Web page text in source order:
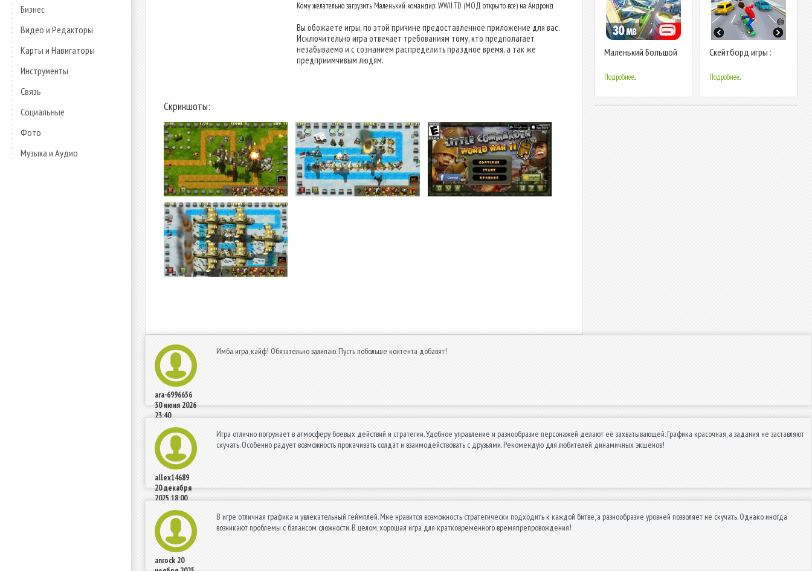
Бизнес
Видео и Редакторы
Карты и Навигаторы
Инструменты
Связь
Социальные
Фото
Музыка и Аудио
Кому желательно загрузить Маленький командир: WWII TD (МОД открыто все) на Андроид
Вы обожаете игры, по этой причине предоставленное приложение для вас.
Исключительно игра отвечает требованиям тому, кто предполагает
незабываемо и с сознанием распределить праздное время, а так же
предприимчивым людям.
Скриншоты:
Маленький Большой
Подробнее...
Скейтборд игры :
Подробнее...
ara-6996656
30 июня 2026
23:40
Имба игра, кайф! Обязательно залипаю. Пусть побольше контента добавят!
allex14689
20 декабря
2025 18:00
Игра отлично погружает в атмосферу боевых действий и стратегии. Удобное управление и разнообразие персонажей делают её захватывающей. Графика красочная, а задания не заставляют
скучать. Особенно радует возможность прокачивать солдат и взаимодействовать с друзьями. Рекомендую для любителей динамичных экшенов!
anrock 20
В игре отличная графика и увлекательный геймплей. Мне нравится возможность стратегически подходить к каждой битве, а разнообразие уровней позволяет не скучать. Однако иногда
возникают проблемы с балансом сложности. В целом, хорошая игра для кратковременного времяпрепровождения!